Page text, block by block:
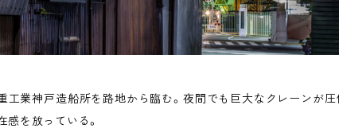
工業神戸造船所を路地から臨む。夜間でも巨大なクレーンが圧
感を放っている。